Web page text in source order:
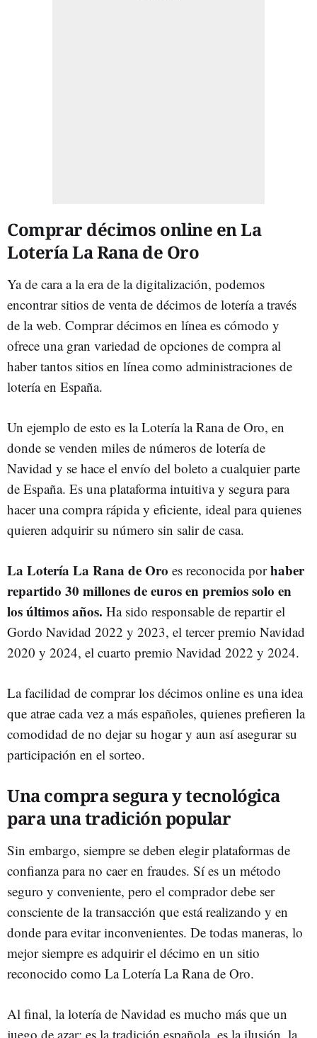
Comprar décimos online en La
Lotería La Rana de Oro
Ya de cara a la era de la digitalización, podemos
encontrar sitios de venta de décimos de lotería a través
de la web. Comprar décimos en línea es cómodo y
ofrece una gran variedad de opciones de compra al
haber tantos sitios en línea como administraciones de
lotería en España.
Un ejemplo de esto es la Lotería la Rana de Oro, en
donde se venden miles de números de lotería de
Navidad y se hace el envío del boleto a cualquier parte
de España. Es una plataforma intuitiva y segura para
hacer una compra rápida y eficiente, ideal para quienes
quieren adquirir su número sin salir de casa.
La Lotería La Rana de Oro es reconocida porhaber
repartido 30 millones de euros en premios solo en
los últimos años. Ha sido responsable de repartir el
Gordo Navidad 2022 y 2023, el tercer premio Navidad
2020 y 2024, el cuarto premio Navidad 2022 y 2024.
La facilidad de comprar los décimos online es una idea
que atrae cada vez a más españoles, quienes prefieren la
comodidad de no dejar su hogar y aun así asegurar su
participación en el sorteo.
Una compra segura y tecnológica
para una tradición popular
Sin embargo, siempre se deben elegir plataformas de
confianza para no caer en fraudes. Sí es un método
seguro y conveniente, pero el comprador debe ser
consciente de la transacción que está realizando y en
donde para evitar inconvenientes. De todas maneras, lo
mejor siempre es adquirir el décimo en un sitio
reconocido como La Lotería La Rana de Oro.
Al final, la lotería de Navidad es mucho más que un
juego de azar; es la tradición española, es la ilusión, la